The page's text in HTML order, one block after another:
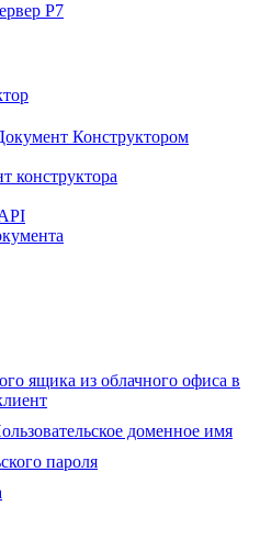
Р7
Конструктором
конструктора
ящика из облачного офиса в
доменное имя
пароля